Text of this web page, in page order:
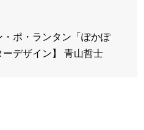
・ポ・ランタン「ぽかぽ
デザイン】 青山哲士